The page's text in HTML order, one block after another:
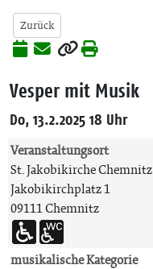
Zurück
Vesper mit Musik
Do, 13.2.2025 18 Uhr
Veranstaltungsort
St. Jakobikirche Chemnitz
Jakobikirchplatz 1
09111 Chemnitz
musikalische Kategorie